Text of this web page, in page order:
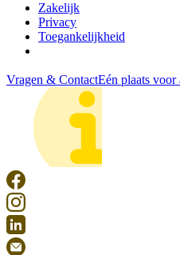
Zakelijk
Privacy
Toegankelijkheid
Vragen & ContactEén plaats